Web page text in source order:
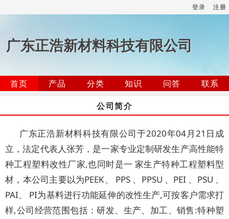
登录 注册
广东正浩新材料科技有限公司
首页 产品 分类 知识 问答
联系
公司简介
广东正浩新材料科技有限公司于2020年04月21日成
立，法定代表人张芳，是一家专业定制研发生产高性能特
种工程塑料改性厂家,也同时是一 家生产特种工程塑料型
材，本公司主要以为PEEK、 PPS 、PPSU 、PEI 、PSU 、
PAI、 PI为基料进行功能延伸的改性生产,可按客户需求打
样,公司经营范围包括：研发、生产、加工、销售:特种塑